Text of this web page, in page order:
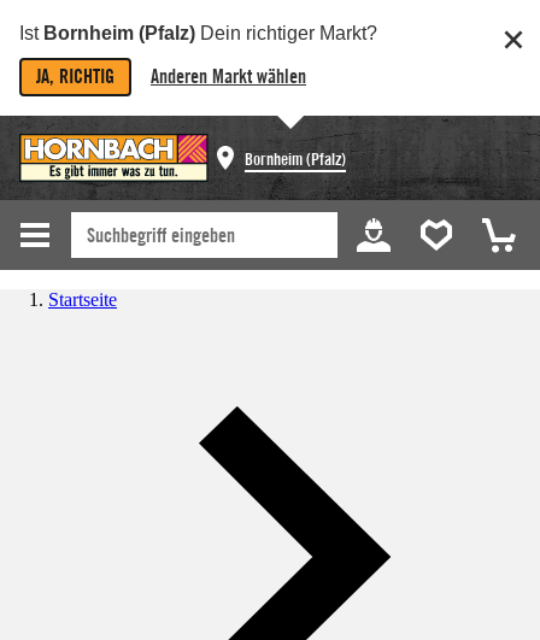
Ist Bornheim (Pfalz) Dein richtiger Markt?
JA, RICHTIG Anderen Markt wählen
Bornheim (Pfalz)
Startseite